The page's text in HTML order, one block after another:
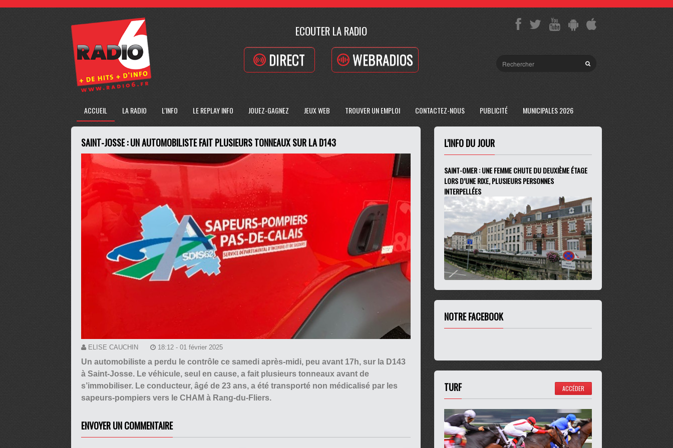
ECOUTER LA RADIO
DIRECT WEBRADIOS
ACCUEIL LA RADIO L'INFO LE REPLAY INFO JOUEZ-GAGNEZ JEUX WEB TROUVER UN EMPLOI CONTACTEZ-NOUS PUBLICITÉ MUNICIPALES 2026
SAINT-JOSSE : UN AUTOMOBILISTE FAIT PLUSIEURS TONNEAUX SUR LA D143
ELISE CAUCHIN 18:12 - 01 février 2025
Un automobiliste a perdu le contrôle ce samedi après-midi, peu avant 17h, sur la D143
à Saint-Josse. Le véhicule, seul en cause, a fait plusieurs tonneaux avant de
s’immobiliser. Le conducteur, âgé de 23 ans, a été transporté non médicalisé par les
sapeurs-pompiers vers le CHAM à Rang-du-Fliers.
ENVOYER UN COMMENTAIRE
L'INFO DU JOUR
SAINT-OMER : UNE FEMME CHUTE DU DEUXIÈME ÉTAGE
LORS D’UNE RIXE, PLUSIEURS PERSONNES
INTERPELLÉES
NOTRE FACEBOOK
TURF ACCÉDER